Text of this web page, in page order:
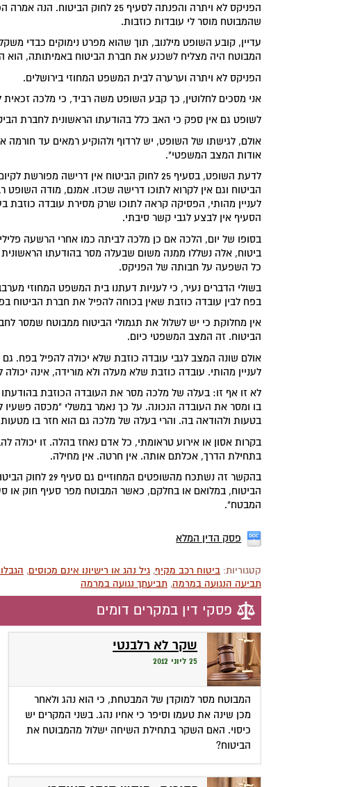
הפניקס לא ויתרה והפנתה לסעיף 25
שהמבוטח מוסר לי עובדות כוזבות.
עדיין, קובע השופט מילנוב, תוך שהוא מפרט נימוקים כבדי
המבוטח היה מצליח לשכנע את חברת הביטוח באמיתותה, הוא
הפניקס לא ויתרה וערערה לבית המשפט המחוזי בירושלים.
אני מסכים לחלוטין, כך קבע השופט משה רביד, כי מלכה זכאית
לשופט גם אין ספק כי האב כלל בהודעתו הראשונית לחברת
אולם, לגישתו של השופט, יש לרדוף ולהוקיע רמאים עד חורמה
אודות המצב המשפטי".
לדעת השופט, בסעיף 25 לחוק הביטוח אין
לעניין מהותי, הפסיקה קראה לתוכו שרק מסירת עובדה כוזבת
הסעיף אין לבצע לגבי קשר סיבתי.
בסופו של יום, הלכה אם כן מלכה לביתה כמו אחרי הרשעה
ביטוח, אלה נשללו ממנה משום שבעלה מסר בהודעתו הראשונית
כל השפעה על חבותה של הפניקס.
בשולי הדברים נעיר, כי לעניות דעתנו בית המשפט המחוזי
בפח לבין עובדה כוזבת שאין בכוחה להפיל את חברת הביטוח
אין מחלוקת כי יש לשלול את תגמולי הביטוח ממבוטח שמסר
הביטוח. זה המצב המשפטי כיום.
אולם שונה המצב לגבי עובדה כוזבת שלא יכולה להפיל בפח.
לעניין מהותי. עובדה כוזבת שלא מעלה ולא מורידה, אינה
לא זו אף זו: בעלה של מלכה מסר את העובדה הכוזבת
בו ומסר את העובדה הנכונה. על כך נאמר במשלי "מכסה פשעיו
בטעות ולהודאה בה. והרי בעלה של מלכה גם הוא חזר בו
בקרות אסון או אירוע טראומתי, כל אדם נאחז בהלה. זו יכולה
בתחילת הדרך, אכלתם אותה. אין חרטה. אין מחילה.
בהקשר זה נשתכח
הביטוח, במלואם או בחלקם, כאשר המבוטח מפר סעיף חוק
המבטח".
פסק הדין המלא
קטגוריות: ביטוח רכב מקיף, גיל נהג או רישיונו אינם מכוסים,
תביעה הנגועה במרמה, תביעתך נגועה במרמה
פסקי דין במקרים דומים
שקר לא רלבנטי
25 ליוני 2012
המבוטח מסר למוקדן של המבטחת, כי הוא נהג ולאחר
מכן שינה את טעמו וסיפר כי אחיו נהג. בשני המקרים יש
כיסוי. האם השקר בתחילת השיחה ישלול מהמבוטח את
הביטוח?